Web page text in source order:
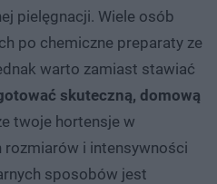
pielęgnacji. Wiele osób
po chemiczne preparaty ze
warto zamiast stawiać
skuteczną, domową
twoje hortensje w
i intensywności
sposobów jest